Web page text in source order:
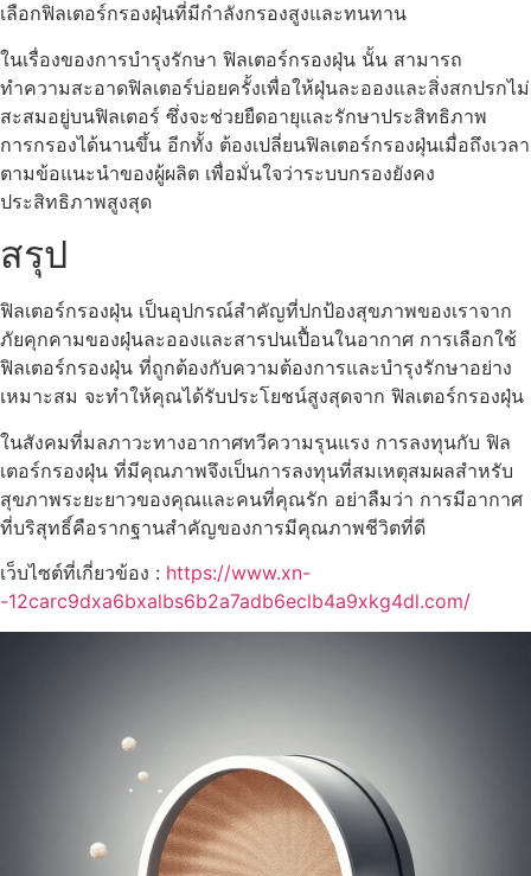
เลือกฟิลเตอร์กรองฝุ่นที่มีกำลังกรองสูงและทนทาน
ในเรื่องของการบำรุงรักษา ฟิลเตอร์กรองฝุ่น นั้น สามารถ
ทำความสะอาดฟิลเตอร์บ่อยครั้งเพื่อให้ฝุ่นละอองและสิ่งสกปรกไม่
สะสมอยู่บนฟิลเตอร์ ซึ่งจะช่วยยืดอายุและรักษาประสิทธิภาพ
การกรองได้นานขึ้น อีกทั้ง ต้องเปลี่ยนฟิลเตอร์กรองฝุ่นเมื่อถึงเวลา
ตามข้อแนะนำของผู้ผลิต เพื่อมั่นใจว่าระบบกรองยังคง
ประสิทธิภาพสูงสุด
สรุป
ฟิลเตอร์กรองฝุ่น เป็นอุปกรณ์สำคัญที่ปกป้องสุขภาพของเราจาก
ภัยคุกคามของฝุ่นละอองและสารปนเปื้อนในอากาศ การเลือกใช้
ฟิลเตอร์กรองฝุ่น ที่ถูกต้องกับความต้องการและบำรุงรักษาอย่าง
เหมาะสม จะทำให้คุณได้รับประโยชน์สูงสุดจาก ฟิลเตอร์กรองฝุ่น
ในสังคมที่มลภาวะทางอากาศทวีความรุนแรง การลงทุนกับ ฟิล
เตอร์กรองฝุ่น ที่มีคุณภาพจึงเป็นการลงทุนที่สมเหตุสมผลสำหรับ
สุขภาพระยะยาวของคุณและคนที่คุณรัก อย่าลืมว่า การมีอากาศ
ที่บริสุทธิ์คือรากฐานสำคัญของการมีคุณภาพชีวิตที่ดี
เว็บไซต์ที่เกี่ยวข้อง : https://www.xn-
-12carc9dxa6bxalbs6b2a7adb6eclb4a9xkg4dl.com/